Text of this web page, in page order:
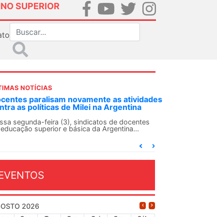
SUPERIOR
NOTÍCIAS
ANDES-SN convoca docentes para Dia de
Solidariedade Internacionalista com Cuba em
O ANDES-SN conclama suas seções sindicais e o
2026